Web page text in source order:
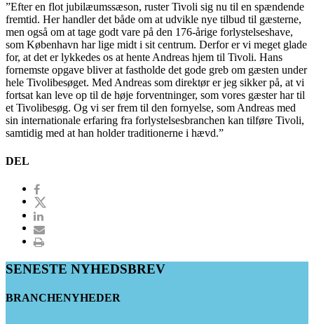
”Efter en flot jubilæumssæson, ruster Tivoli sig nu til en spændende
fremtid. Her handler det både om at udvikle nye tilbud til gæsterne,
men også om at tage godt vare på den 176-årige forlystelseshave,
som København har lige midt i sit centrum. Derfor er vi meget glade
for, at det er lykkedes os at hente Andreas hjem til Tivoli. Hans
fornemste opgave bliver at fastholde det gode greb om gæsten under
hele Tivolibesøget. Med Andreas som direktør er jeg sikker på, at vi
fortsat kan leve op til de høje forventninger, som vores gæster har til
et Tivolibesøg. Og vi ser frem til den fornyelse, som Andreas med
sin internationale erfaring fra forlystelsesbranchen kan tilføre Tivoli,
samtidig med at han holder traditionerne i hævd.”
DEL
SENESTE NYHEDSBREV
BRANCHENYHEDER